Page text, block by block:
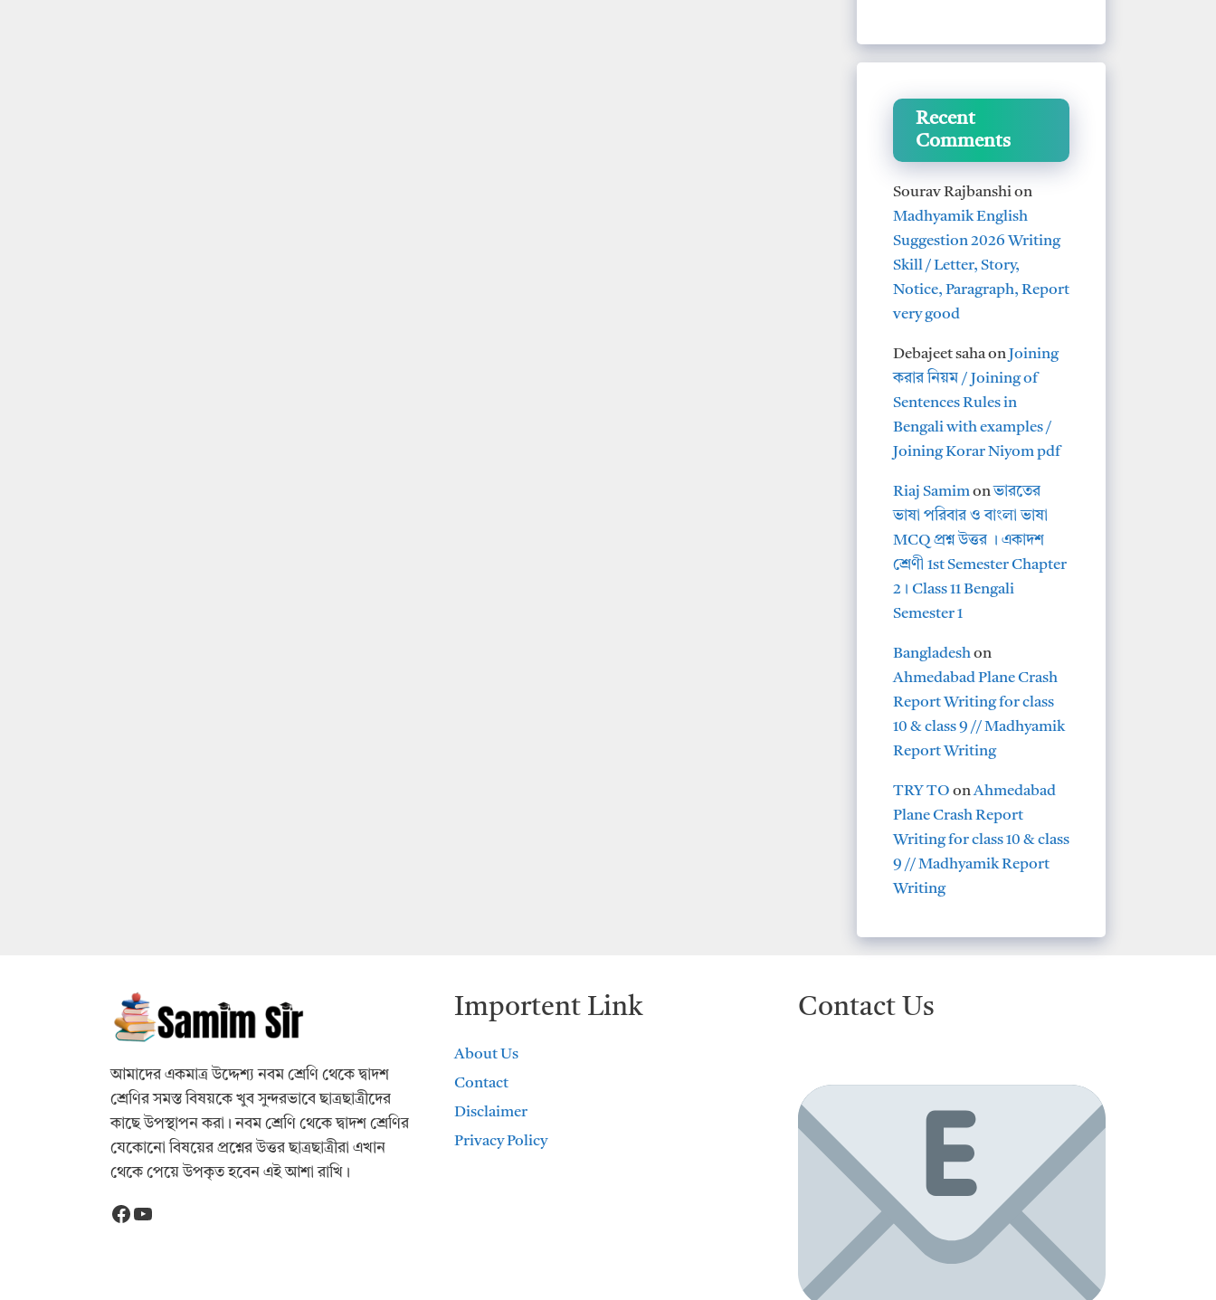
Recent
Comments
Sourav Rajbanshion
Madhyamik English
Suggestion 2026 Writing
Skill / Letter, Story,
Notice, Paragraph, Report
very good
Debajeet sahaonJoining
করার নিয়ম / Joining of
Sentences Rules in
Bengali with examples /
Joining Korar Niyom pdf
Riaj Samimonভারতের
ভাষা পরিবার ও বাংলা ভাষা
MCQ প্রশ্ন উত্তর । একাদশ
শ্রেণী 1st Semester Chapter
2। Class 11 Bengali
Semester 1
Bangladeshon
Ahmedabad Plane Crash
Report Writing for class
10 & class 9 // Madhyamik
Report Writing
TRY TO onAhmedabad
Plane Crash Report
Writing for class 10 & class
9 // Madhyamik Report
Writing
আমাদের একমাত্র উদ্দেশ্য নবম শ্রেণি থেকে দ্বাদশ
শ্রেণির সমস্ত বিষয়কে খুব সুন্দরভাবে ছাত্রছাত্রীদের
কাছে উপস্থাপন করা। নবম শ্রেণি থেকে দ্বাদশ শ্রেণির
যেকোনো বিষয়ের প্রশ্নের উত্তর ছাত্রছাত্রীরা এখান
থেকে পেয়ে উপকৃত হবেন এই আশা রাখি।
Facebook
YouTube
Importent Link
About Us
Contact
Disclaimer
Privacy Policy
Contact Us